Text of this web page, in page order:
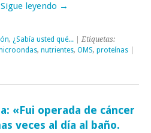
Sigue leyendo →
, ¿Sabía usted qué... | Etiquetas:
, nutrientes, OMS, proteínas
«Fui operada de cáncer
veces al día al baño.